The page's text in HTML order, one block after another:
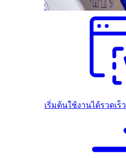
เริ่มต้นใช้งานได้รวดเร็ว